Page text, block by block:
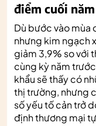
điểm cuối năm
Dù bước vào mùa
nhưng kim ngạch
giảm 3,9% so với
cùng kỳ năm
khẩu sẽ thấy có
thị trường, nhưng
số yếu tố cản trở
định thương mại